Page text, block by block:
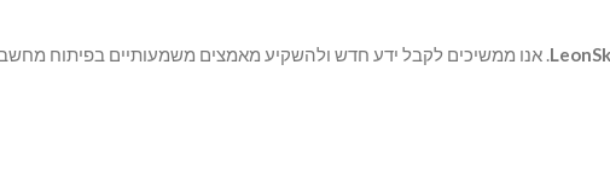
. אנו ממשיכים לקבל ידע חדש ולהשקיע מאמצים משמעותיים בפיתוח